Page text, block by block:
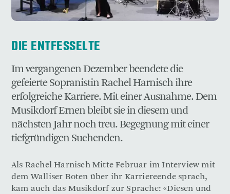
DIE ENTFESSELTE
Im vergangenen Dezember beendete die
gefeierte Sopranistin Rachel Harnisch ihre
erfolgreiche Karriere. Mit einer Ausnahme. Dem
Musikdorf Ernen bleibt sie in diesem und
nächsten Jahr noch treu. Begegnung mit einer
tiefgründigen Suchenden.
Als Rachel Harnisch Mitte Februar im Interview mit
dem Walliser Boten über ihr Karriereende sprach,
kam auch das Musikdorf zur Sprache: «Diesen und